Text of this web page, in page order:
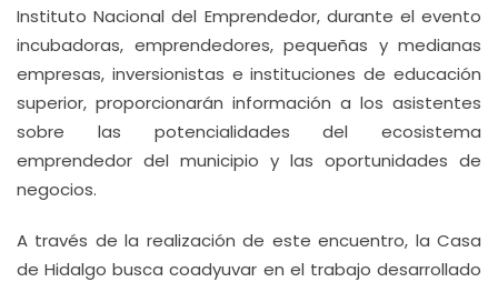
Instituto Nacional del Emprendedor, durante el evento
incubadoras, emprendedores, pequeñas y medianas
empresas, inversionistas e instituciones de educación
superior, proporcionarán información a los asistentes
sobre las potencialidades del ecosistema
emprendedor del municipio y las oportunidades de
negocios.
A través de la realización de este encuentro, la Casa
de Hidalgo busca coadyuvar en el trabajo desarrollado